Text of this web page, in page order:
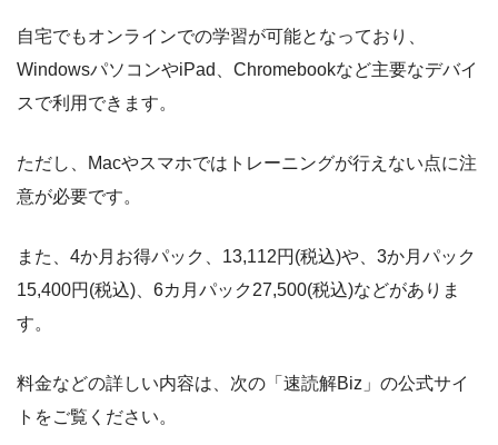
自宅でもオンラインでの学習が可能となっており、
WindowsパソコンやiPad、Chromebookなど主要なデバイ
スで利用できます。
ただし、Macやスマホではトレーニングが行えない点に注
意が必要です。
また、4か月お得パック、13,112円(税込)や、3か月パック
15,400円(税込)、6カ月パック27,500(税込)などがありま
す。
料金などの詳しい内容は、次の「速読解Biz」の公式サイ
トをご覧ください。